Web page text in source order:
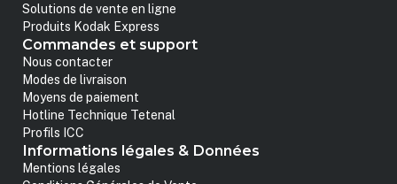
Solutions de vente en ligne
Produits Kodak Express
Commandes et support
Nous contacter
Modes de livraison
Moyens de paiement
Hotline Technique Tetenal
Profils ICC
Informations légales & Données
Mentions légales